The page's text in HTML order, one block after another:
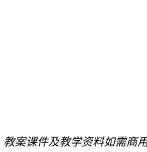
案课件及教学资料如需商